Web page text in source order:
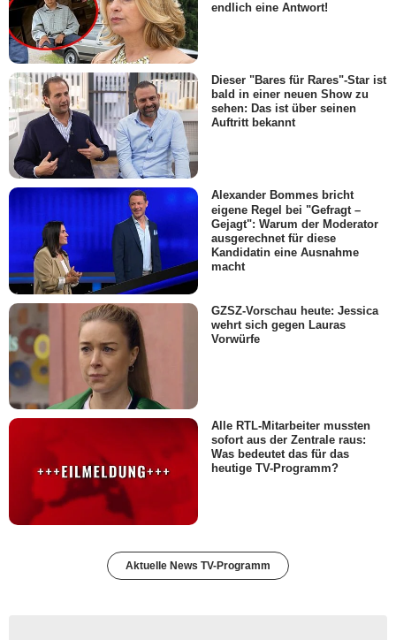
endlich eine Antwort!
Dieser "Bares für Rares"-Star ist
bald in einer neuen Show zu
sehen: Das ist über seinen
Auftritt bekannt
Alexander Bommes bricht
eigene Regel bei "Gefragt –
Gejagt": Warum der Moderator
ausgerechnet für diese
Kandidatin eine Ausnahme
macht
GZSZ-Vorschau heute: Jessica
wehrt sich gegen Lauras
Vorwürfe
Alle RTL-Mitarbeiter mussten
sofort aus der Zentrale raus:
Was bedeutet das für das
heutige TV-Programm?
Aktuelle News TV-Programm